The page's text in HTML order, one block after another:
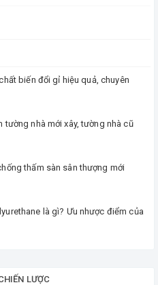
biến đổi gỉ hiệu quả, chuyên
tường nhà mới xây, tường nhà cũ
thấm sàn sân thượng mới
là gì? Ưu nhược điểm của
LƯỢC